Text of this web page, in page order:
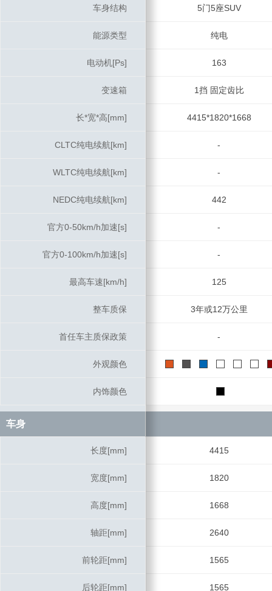
车身结构 5门5座SUV
能源类型 纯电
电动机[Ps] 163
变速箱 1挡 固定齿比
长*宽*高[mm] 4415*1820*1668
CLTC纯电续航[km] -
WLTC纯电续航[km] -
NEDC纯电续航[km] 442
官方0-50km/h加速[s] -
官方0-100km/h加速[s] -
最高车速[km/h] 125
整车质保 3年或12万公里
首任车主质保政策 -
外观颜色
内饰颜色
车身
长度[mm] 4415
宽度[mm] 1820
高度[mm] 1668
轴距[mm] 2640
前轮距[mm] 1565
后轮距[mm] 1565
车身结构
能源类型
电动机[Ps]
变速箱
长*宽*高[mm]
CLTC纯电续航[km]
WLTC纯电续航[km]
NEDC纯电续航[km]
官方0-50km/h加速[s]
官方0-100km/h加速[s]
最高车速[km/h]
整车质保
首任车主质保政策
外观颜色
内饰颜色
车身
长度[mm]
宽度[mm]
高度[mm]
轴距[mm]
前轮距[mm]
后轮距[mm]